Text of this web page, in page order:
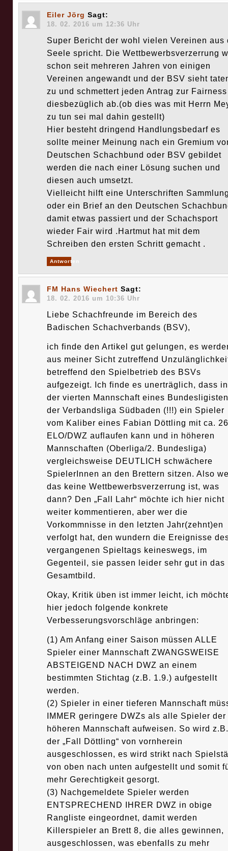
Eiler Jörg Sagt:
18. 02. 2016 um 12:36 Uhr
Super Bericht der wohl vielen Vereinen aus
Seele spricht. Die Wettbewerbsverzerrung
schon seit mehreren Jahren von einigen
Vereinen angewandt und der BSV sieht
zu und schmettert jeden Antrag zur Fairness
diesbezüglich ab.(ob dies was mit Herrn
zu tun sei mal dahin gestellt)
Hier besteht dringend Handlungsbedarf es
sollte meiner Meinung nach ein Gremium
Deutschen Schachbund oder BSV gebildet
werden die nach einer Lösung suchen und
diesen auch umsetzt.
Vielleicht hilft eine Unterschriften
oder ein Brief an den Deutschen
damit etwas passiert und der Schachsport
wieder Fair wird .Hartmut hat mit dem
Schreiben den ersten Schritt gemacht .
Antworten
FM Hans Wiechert Sagt:
18. 02. 2016 um 10:36 Uhr
Liebe Schachfreunde im Bereich des
Badischen Schachverbands (BSV),
ich finde den Artikel gut gelungen, es
aus meiner Sicht zutreffend
betreffend den Spielbetrieb des BSVs
aufgezeigt. Ich finde es unerträglich, dass in
der vierten Mannschaft eines
der Verbandsliga Südbaden (!!!) ein Spieler
vom Kaliber eines Fabian Döttling mit ca.
ELO/DWZ auflaufen kann und in höheren
Mannschaften (Oberliga/2. Bundesliga)
vergleichsweise DEUTLICH schwächere
SpielerInnen an den Brettern sitzen. Also
das keine Wettbewerbsverzerrung ist, was
dann? Den „Fall Lahr“ möchte ich hier nicht
weiter kommentieren, aber wer die
Vorkommnisse in den letzten Jahr(zehnt)en
verfolgt hat, den wundern die Ereignisse
vergangenen Spieltags keineswegs, im
Gegenteil, sie passen leider sehr gut in das
Gesamtbild.
Okay, Kritik üben ist immer leicht, ich
hier jedoch folgende konkrete
Verbesserungsvorschläge anbringen:
(1) Am Anfang einer Saison müssen ALLE
Spieler einer Mannschaft ZWANGSWEISE
ABSTEIGEND NACH DWZ an einem
bestimmten Stichtag (z.B. 1.9.) aufgestellt
werden.
(2) Spieler in einer tieferen Mannschaft
IMMER geringere DWZs als alle Spieler der
höheren Mannschaft aufweisen. So wird z.B.
der „Fall Döttling“ von vornherein
ausgeschlossen, es wird strikt nach
von oben nach unten aufgestellt und somit
mehr Gerechtigkeit gesorgt.
(3) Nachgemeldete Spieler werden
ENTSPRECHEND IHRER DWZ in obige
Rangliste eingeordnet, damit werden
Killerspieler an Brett 8, die alles gewinnen,
ausgeschlossen, was ebenfalls zu mehr